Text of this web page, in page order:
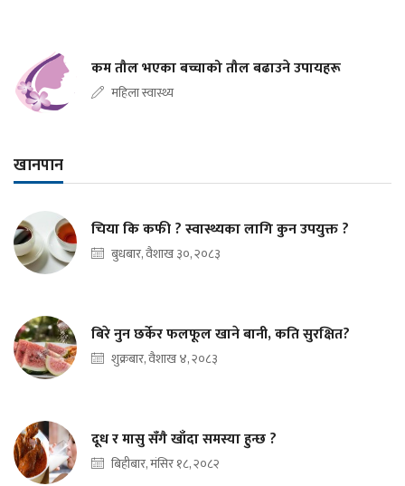
कम तौल भएका बच्चाको तौल बढाउने उपायहरू
महिला स्वास्थ्य
खानपान
चिया कि कफी ? स्वास्थ्यका लागि कुन उपयुक्त ?
बुधबार, वैशाख ३०, २०८३
बिरे नुन छर्केर फलफूल खाने बानी, कति सुरक्षित?
शुक्रबार, वैशाख ४, २०८३
दूध र मासु सँगै खाँदा समस्या हुन्छ ?
बिहीबार, मंसिर १८, २०८२